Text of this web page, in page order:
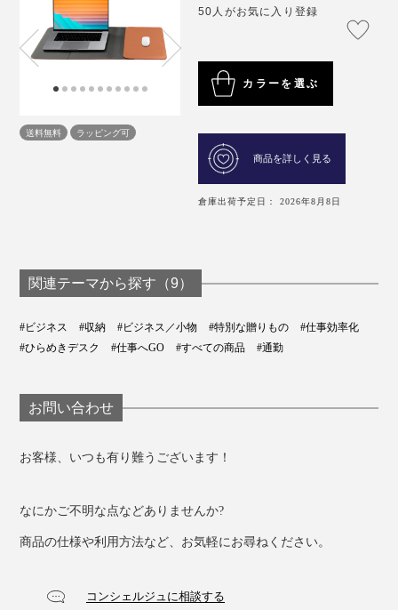
送料無料 ラッピング可
50人がお気に入り登録
カラーを選ぶ
商品を詳しく見る
倉庫出荷予定日： 2026年8月8日
関連テーマから探す（9）
#ビジネス #収納 #ビジネス／小物 #特別な贈りもの
#仕事効率化
#ひらめきデスク
#仕事へGO #すべての商品 #通勤
お問い合わせ
お客様、いつも有り難うございます！
なにかご不明な点などありませんか?
商品の仕様や利用方法など、お気軽にお尋ねください。
コンシェルジュに相談する